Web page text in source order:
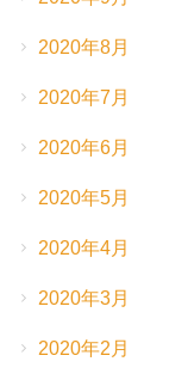
2020年8月
2020年7月
2020年6月
2020年5月
2020年4月
2020年3月
2020年2月